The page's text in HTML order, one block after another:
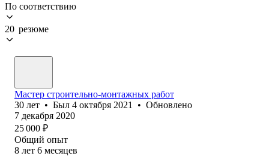
По соответствию
20 резюме
Мастер строительно-монтажных работ
30 лет • Был 4 октября 2021 • Обновлено
7 декабря 2020
25 000 ₽
Общий опыт
8 лет 6 месяцев